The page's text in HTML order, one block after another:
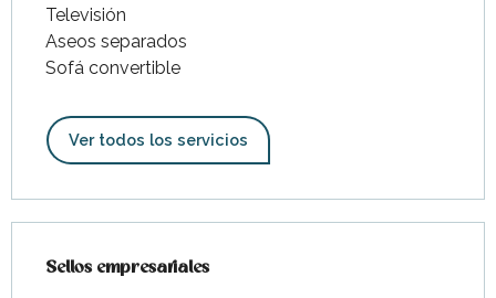
Televisión
Aseos separados
Sofá convertible
Ver todos los servicios
Sellos empresariales
Sellos empresariales